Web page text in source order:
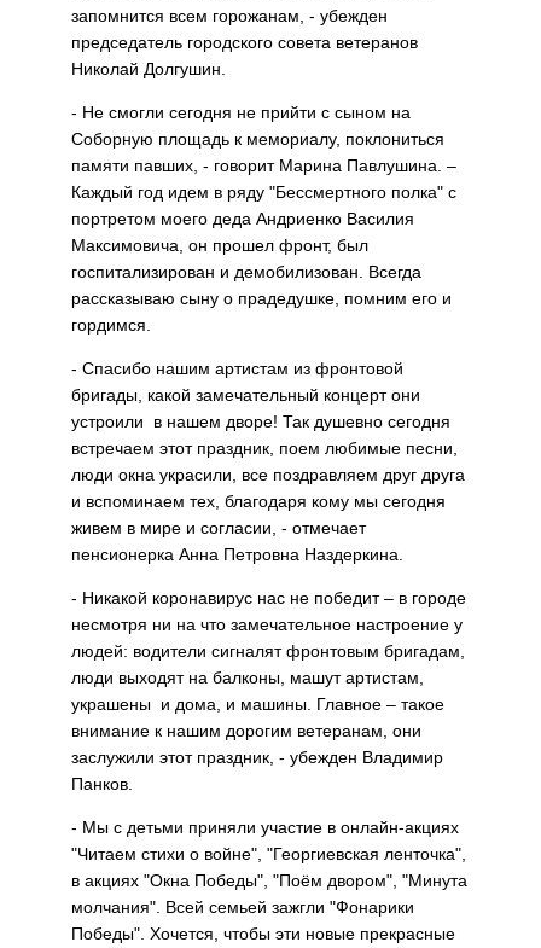
запомнится всем горожанам, - убежден
председатель городского совета ветеранов
Николай Долгушин.
- Не смогли сегодня не прийти с сыном на
Соборную площадь к мемориалу, поклониться
памяти павших, - говорит Марина Павлушина. –
Каждый год идем в ряду "Бессмертного полка" с
портретом моего деда Андриенко Василия
Максимовича, он прошел фронт, был
госпитализирован и демобилизован. Всегда
рассказываю сыну о прадедушке, помним его и
гордимся.
- Спасибо нашим артистам из фронтовой
бригады, какой замечательный концерт они
устроили в нашем дворе! Так душевно сегодня
встречаем этот праздник, поем любимые песни,
люди окна украсили, все поздравляем друг друга
и вспоминаем тех, благодаря кому мы сегодня
живем в мире и согласии, - отмечает
пенсионерка Анна Петровна Наздеркина.
- Никакой коронавирус нас не победит – в городе
несмотря ни на что замечательное настроение у
людей: водители сигналят фронтовым бригадам,
люди выходят на балконы, машут артистам,
украшены и дома, и машины. Главное – такое
внимание к нашим дорогим ветеранам, они
заслужили этот праздник, - убежден Владимир
Панков.
- Мы с детьми приняли участие в онлайн-акциях
"Читаем стихи о войне", "Георгиевская ленточка",
в акциях "Окна Победы", "Поём двором", "Минута
молчания". Всей семьей зажгли "Фонарики
Победы". Хочется, чтобы эти новые прекрасные